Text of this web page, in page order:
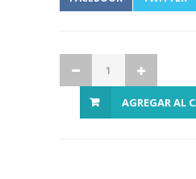
AGREGAR AL